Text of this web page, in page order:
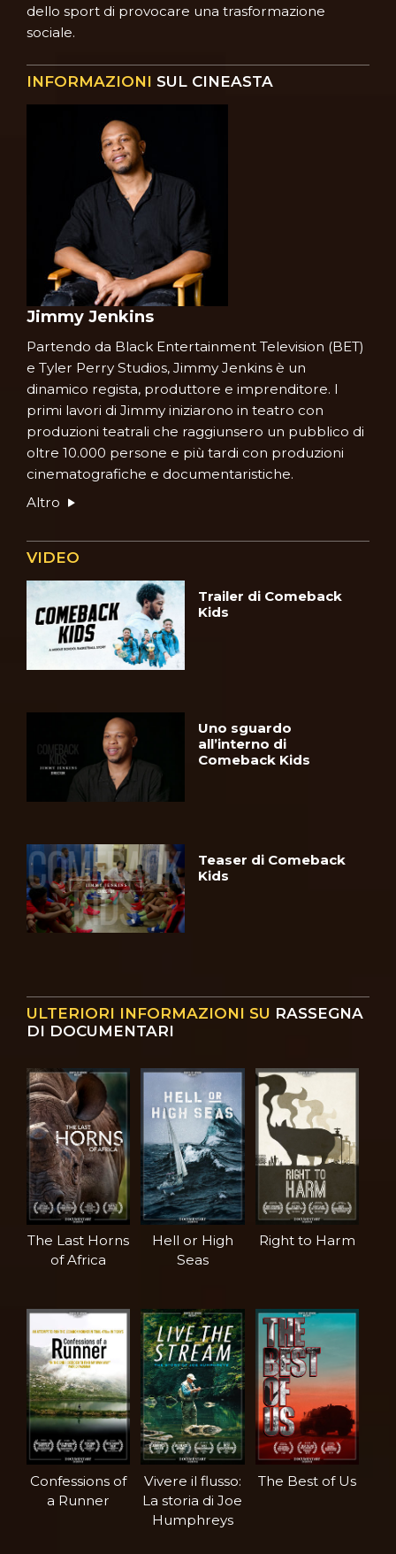
dello sport di provocare una trasformazione
sociale.
INFORMAZIONI SUL CINEASTA
Jimmy Jenkins
Partendo da Black Entertainment Television (BET)
e Tyler Perry Studios, Jimmy Jenkins è un
dinamico regista, produttore e imprenditore. I
primi lavori di Jimmy iniziarono in teatro con
produzioni teatrali che raggiunsero un pubblico di
oltre 10.000 persone e più tardi con produzioni
cinematografiche e documentaristiche.
Altro
VIDEO
Trailer di Comeback
Kids
Uno sguardo
all’interno di
Comeback Kids
Teaser di Comeback
Kids
ULTERIORI INFORMAZIONI SU RASSEGNA
DI DOCUMENTARI
The Last Horns
of Africa
Hell or High
Seas
Right to Harm
Confessions of
a Runner
Vivere il flusso:
La storia di Joe
Humphreys
The Best of Us